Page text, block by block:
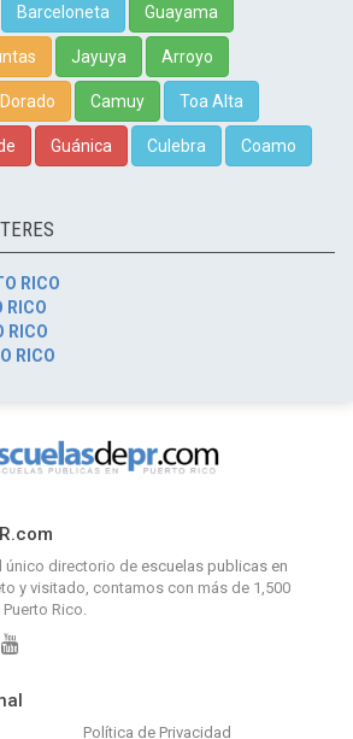
Barceloneta Guayama
Jayuya Arroyo
Dorado Camuy Toa Alta
Guánica Culebra Coamo
RICO
RICO
RICO
RICO
único directorio de escuelas publicas en
y visitado, contamos con más de 1,500
Rico.
Política de Privacidad